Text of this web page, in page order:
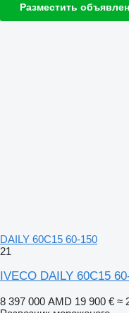
Разместить
DAILY 60C15 60-150
21
IVECO DAILY 60C15
8 397 000 AMD 19 900 € ≈